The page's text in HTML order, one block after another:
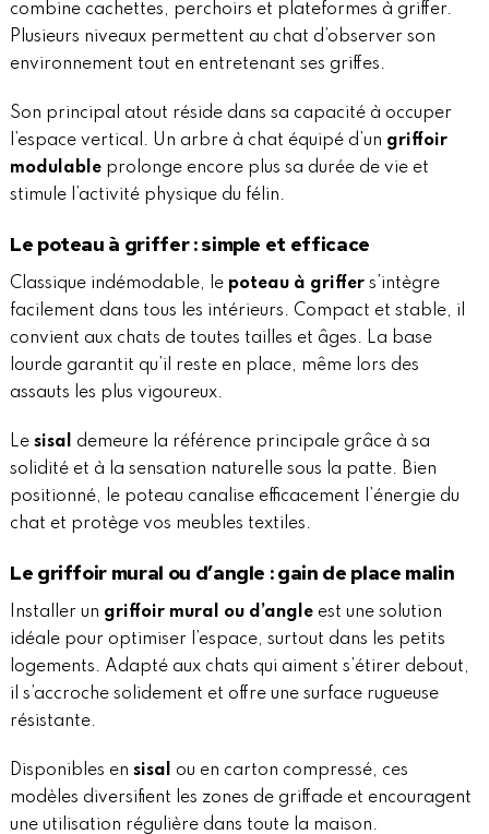
combine cachettes, perchoirs et plateformes à griffer.
Plusieurs niveaux permettent au chat d’observer son
environnement tout en entretenant ses griffes.
Son principal atout réside dans sa capacité à occuper
l’espace vertical. Un arbre à chat équipé d’un griffoir
modulableprolonge encore plus sa durée de vie et
stimule l’activité physique du félin.
Le poteau à griffer : simple et efficace
Classique indémodable, le poteau à griffers’intègre
facilement dans tous les intérieurs. Compact et stable, il
convient aux chats de toutes tailles et âges. La base
lourde garantit qu’il reste en place, même lors des
assauts les plus vigoureux.
Le sisal demeure la référence principale grâce à sa
solidité et à la sensation naturelle sous la patte. Bien
positionné, le poteau canalise efficacement l’énergie du
chat et protège vos meubles textiles.
Le griffoir mural ou d’angle : gain de place malin
Installer un griffoir mural ou d’angleest une solution
idéale pour optimiser l’espace, surtout dans les petits
logements. Adapté aux chats qui aiment s’étirer debout,
il s’accroche solidement et offre une surface rugueuse
résistante.
Disponibles en sisal ou en carton compressé, ces
modèles diversifient les zones de griffade et encouragent
une utilisation régulière dans toute la maison.